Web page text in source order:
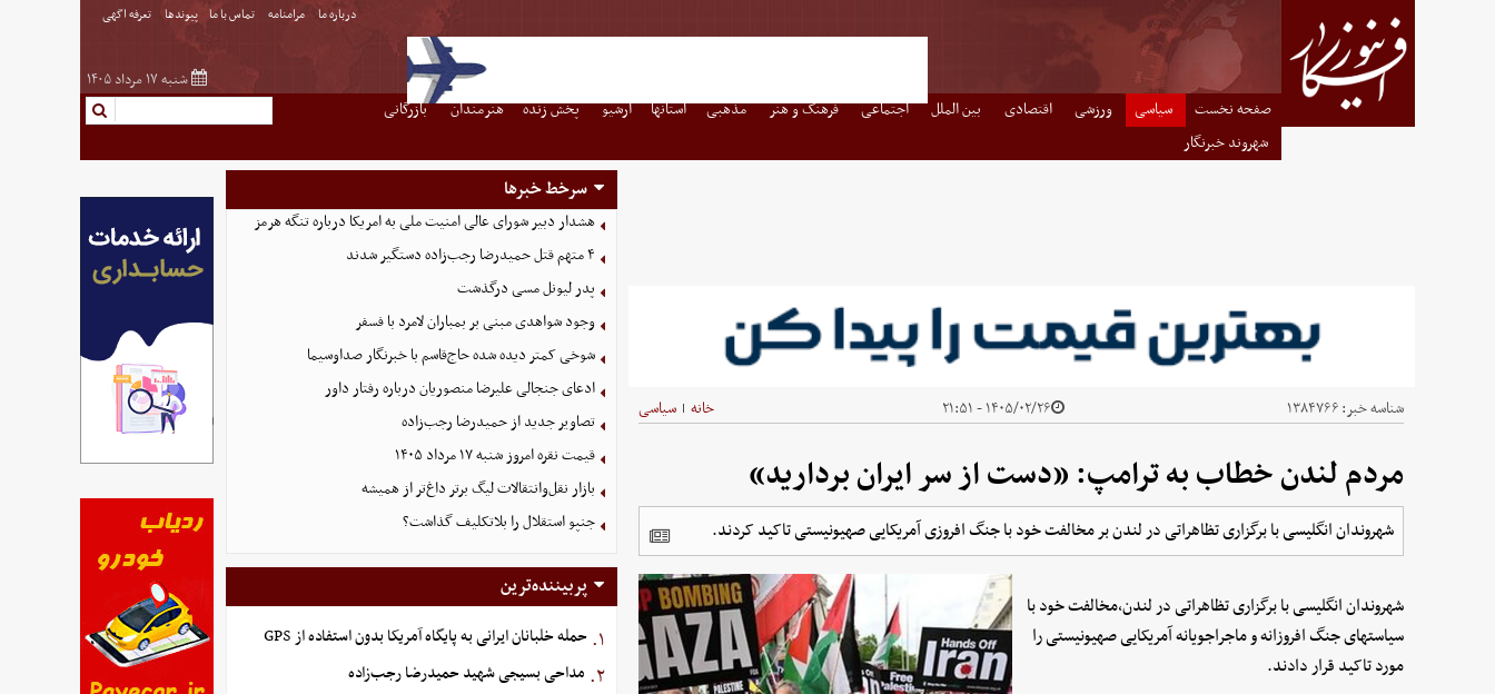
درباره ما مرامنامه تماس با ما پیوندها تعرفه اگهی
شنبه ۱۷ مرداد ۱۴۰۵
صفحه نخست سیاسی ورزشی اقتصادی بین الملل اجتماعی فرهنگ و هنر مذهبی استانها آرشیو پخش زنده هنرمندان
بازرگانی
شهروند خبرنگار
شناسه خبر:۱۳۸۴۷۶۶ ۱۴۰۵/۰۲/۲۶ - ۲۱:۵۱ خانه | سیاسی
مردم لندن خطاب به ترامپ: «دست از سر ایران بردارید»
شهروندان انگلیسی با برگزاری تظاهراتی در لندن بر مخالفت خود با جنگ افروزی آمریکایی صهیونیستی تاکید کردند.
شهروندان انگلیسی با برگزاری تظاهراتی در لندن،مخالفت خود با
سیاستهای جنگ افروزانه و ماجراجویانه آمریکایی صهیونیستی را
مورد تاکید قرار دادند.
سرخط خبرها
هشدار دبیر شورای عالی امنیت ملی به امریکا درباره تنگه هرمز
۴ متهم قتل حمیدرضا رجب‌زاده دستگیر شدند
پدر لیونل مسی درگذشت
وجود شواهدی مبنی بر بمباران لامرد با فسفر
شوخی کمتر دیده شده حاج‌قاسم با خبرنگار صداوسیما
ادعای جنجالی علیرضا منصوریان درباره رفتار داور
تصاویر جدید از حمیدرضا رجب‌زاده
قیمت نقره امروز شنبه ۱۷ مرداد ۱۴۰۵
بازار نقل‌وانتقالات لیگ برتر داغ‌تر از همیشه
جنپو استقلال را بلاتکلیف گذاشت؟
پربیننده‌ترین
۱. حمله خلبانان ایرانی به پایگاه آمریکا بدون استفاده از GPS
۲. مداحی بسیجی شهید حمیدرضا رجب‌زاده